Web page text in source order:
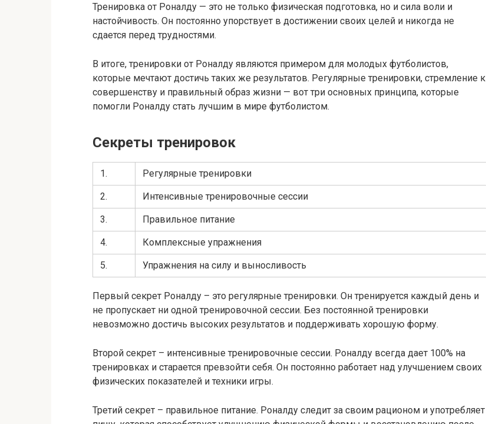
Тренировка от Роналду — это не только физическая подготовка, но и сила воли и
настойчивость. Он постоянно упорствует в достижении своих целей и никогда не
сдается перед трудностями.
В итоге, тренировки от Роналду являются примером для молодых футболистов,
которые мечтают достичь таких же результатов. Регулярные тренировки, стремление к
совершенству и правильный образ жизни — вот три основных принципа, которые
помогли Роналду стать лучшим в мире футболистом.
Секреты тренировок
1. Регулярные тренировки
2. Интенсивные тренировочные сессии
3. Правильное питание
4. Комплексные упражнения
5. Упражнения на силу и выносливость
Первый секрет Роналду – это регулярные тренировки. Он тренируется каждый день и
не пропускает ни одной тренировочной сессии. Без постоянной тренировки
невозможно достичь высоких результатов и поддерживать хорошую форму.
Второй секрет – интенсивные тренировочные сессии. Роналду всегда дает 100% на
тренировках и старается превзойти себя. Он постоянно работает над улучшением своих
физических показателей и техники игры.
Третий секрет – правильное питание. Роналду следит за своим рационом и употребляет